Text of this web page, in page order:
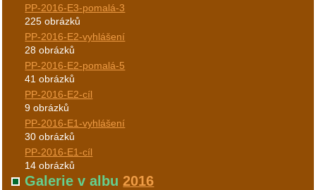
PP-2016-E3-pomalá-3
225 obrázků
PP-2016-E2-vyhlášení
28 obrázků
PP-2016-E2-pomalá-5
41 obrázků
PP-2016-E2-cíl
9 obrázků
PP-2016-E1-vyhlášení
30 obrázků
PP-2016-E1-cíl
14 obrázků
Galerie v albu2016